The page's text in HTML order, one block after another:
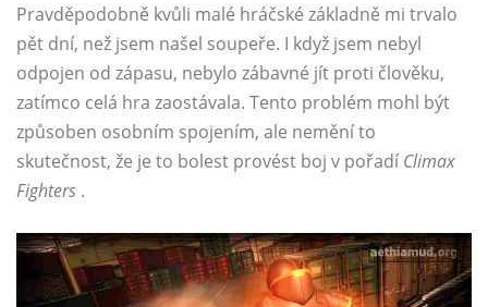
Pravděpodobně kvůli malé hráčské základně mi trvalo
pět dní, než jsem našel soupeře. I když jsem nebyl
odpojen od zápasu, nebylo zábavné jít proti člověku,
zatímco celá hra zaostávala. Tento problém mohl být
způsoben osobním spojením, ale nemění to
skutečnost, že je to bolest provést boj v pořadíClimax
Fighters .